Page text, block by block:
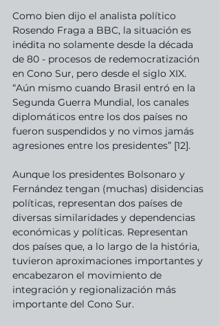
Como bien dijo el analista político
Rosendo Fraga a BBC, la situación es
inédita no solamente desde la década
de 80 - procesos de redemocratización
en Cono Sur, pero desde el siglo XIX.
“Aún mismo cuando Brasil entró en la
Segunda Guerra Mundial, los canales
diplomáticos entre los dos países no
fueron suspendidos y no vimos jamás
agresiones entre los presidentes” [12].
Aunque los presidentes Bolsonaro y
Fernández tengan (muchas) disidencias
políticas, representan dos países de
diversas similaridades y dependencias
económicas y políticas. Representan
dos países que, a lo largo de la história,
tuvieron aproximaciones importantes y
encabezaron el movimiento de
integración y regionalización más
importante del Cono Sur.